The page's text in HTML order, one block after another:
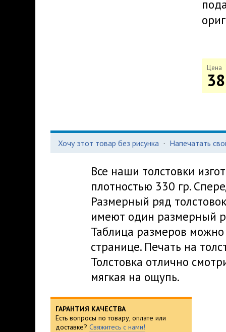
Цена
Хочу этот товар без рисунка · Напечатать
Все наши толстовки
плотностью 330 гр.
Размерный ряд
имеют один размерный
Таблица размеров
странице. Печать на
Толстовка отлично
мягкая на ощупь.
ГАРАНТИЯ КАЧЕСТВА
Есть вопросы по товару, оплате или
доставке? Свяжитесь с нами!